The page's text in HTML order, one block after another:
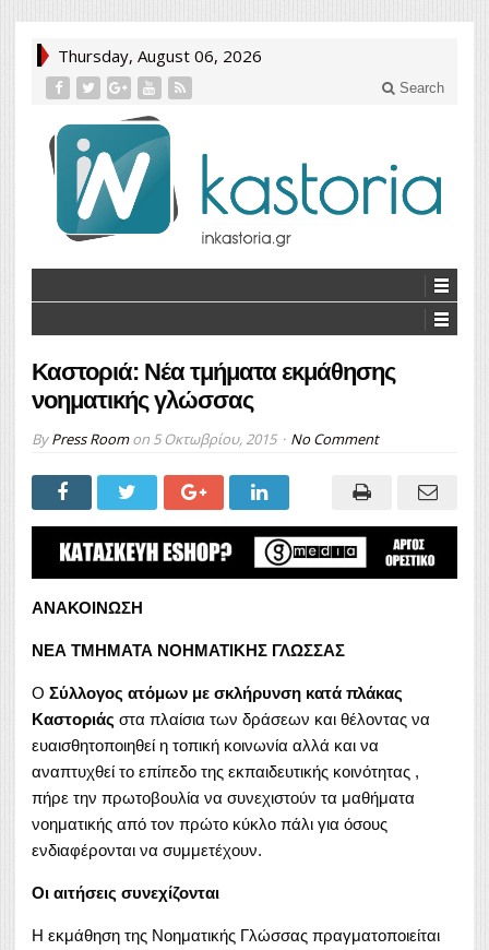
Thursday, August 06, 2026
Search
Καστοριά: Νέα τμήματα εκμάθησης
νοηματικής γλώσσας
ByPress Roomon 5 Οκτωβρίου, 2015 No Comment
ΑΝΑΚΟΙΝΩΣΗ
ΝΕΑ ΤΜΗΜΑΤΑ ΝΟΗΜΑΤΙΚΗΣ ΓΛΩΣΣΑΣ
Ο Σύλλογος ατόμων με σκλήρυνση κατά πλάκας
Καστοριάς στα πλαίσια των δράσεων και θέλοντας να
ευαισθητοποιηθεί η τοπική κοινωνία αλλά και να
αναπτυχθεί το επίπεδο της εκπαιδευτικής κοινότητας ,
πήρε την πρωτοβουλία να συνεχιστούν τα μαθήματα
νοηματικής από τον πρώτο κύκλο πάλι για όσους
ενδιαφέρονται να συμμετέχουν.
Οι αιτήσεις συνεχίζονται
Η εκμάθηση της Νοηματικής Γλώσσας πραγματοποιείται